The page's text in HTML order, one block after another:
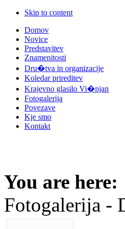
Skip to content
Domov
Novice
Predstavitev
Znamenitosti
Dru�tva in organizacije
Koledar prireditev
Krajevno glasilo Vi�njan
Fotogalerija
Povezave
Kje smo
Kontakt
You are here:
Fotogalerija -